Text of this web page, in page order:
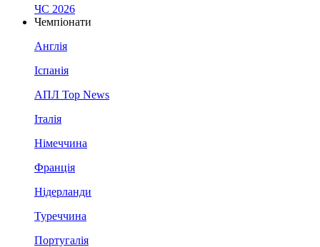
ЧС 2026
Чемпіонати
Англія
Іспанія
АПЛ Top News
Італія
Німеччина
Франція
Нідерланди
Туреччина
Португалія